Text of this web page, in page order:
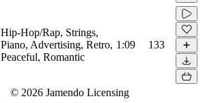
Hip-Hop/Rap, Strings,
Piano, Advertising, Retro,
Peaceful, Romantic
1:09 133
© 2026 Jamendo Licensing